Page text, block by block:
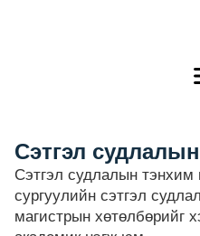
Сэтгэл
Сэтгэл судлалын тэнхим
сургуулийн сэтгэл
магистрын хөтөлбөрийг